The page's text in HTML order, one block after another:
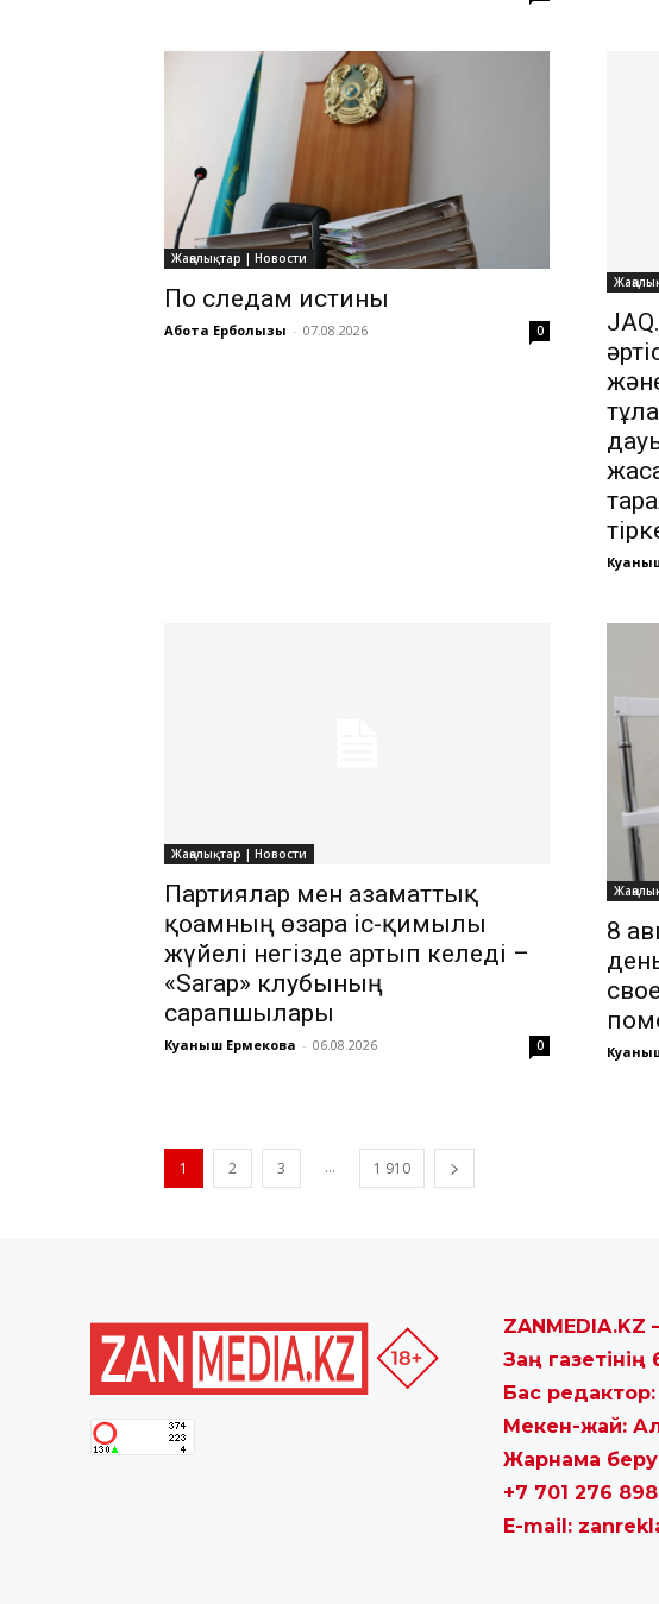
Жаңалықтар | Новости
По следам истины
Ақбота Ерболқызы - 07.08.2026 0
Жаңалықтар | Новости
Партиялар мен азаматтық
қоғамның өзара іс-қимылы
жүйелі негізде артып келеді –
«Sarap» клубының
сарапшылары
Куаныш Ермекова - 06.08.2026 0
8
1 2 3 ... 1 910
ZANMEDIA.KZ
Заң
Бас редактор:
Мекен-жай:
Жарнама
+7 701 276
E-mail: